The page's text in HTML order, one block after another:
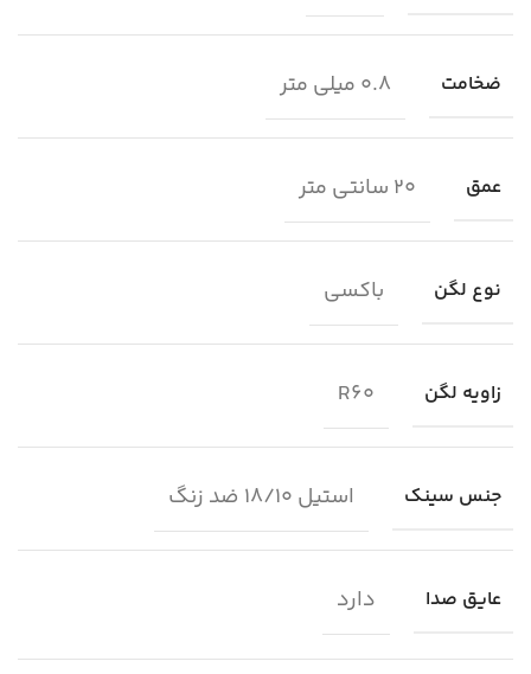
ضخامت 0.8 میلی متر
عمق 20 سانتی متر
نوع لگن باکسی
زاویه لگن R60
جنس سینک استیل 18/10 ضد زنگ
عایق صدا دارد